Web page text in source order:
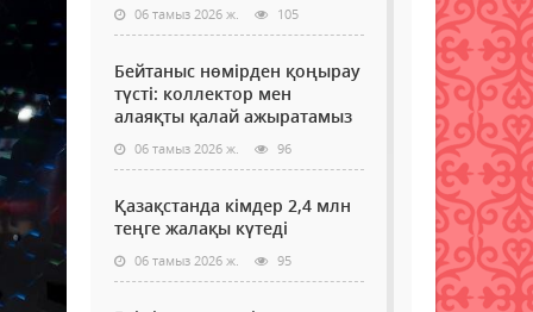
06 тамыз 2026 ж. 105
Бейтаныс нөмірден қоңырау
түсті: коллектор мен
алаяқты қалай ажыратамыз
06 тамыз 2026 ж. 96
Қазақстанда кімдер 2,4 млн
теңге жалақы күтеді
06 тамыз 2026 ж. 95